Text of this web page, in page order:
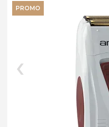
PROMO